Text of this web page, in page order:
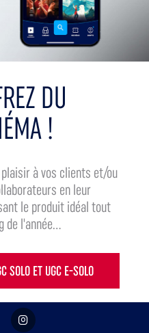
DU
!
à vos clients et/ou
en leur
le produit idéal tout
de l'année...
SOLO ET UGC E-SOLO
INSTAGRAM